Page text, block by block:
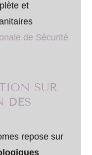
et
de Sécurité
SUR
DES
repose sur